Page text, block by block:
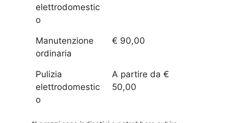
elettrodomestic
o
Manutenzione
ordinaria
€ 90,00
Pulizia
elettrodomestic
o
A partire da €
50,00